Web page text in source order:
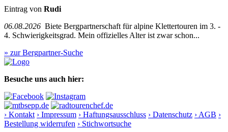
Eintrag von Rudi
06.08.2026 Biete Bergpartnerschaft für alpine Klettertouren im 3. -
4. Schwierigkeitsgrad. Mein offizielles Alter ist zwar schon...
» zur Bergpartner-Suche
Besuche uns auch hier:
› Kontakt › Impressum › Haftungsausschluss › Datenschutz › AGB ›
Bestellung widerrufen › Stichwortsuche